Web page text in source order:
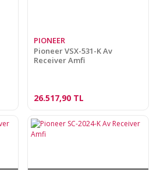
PIONEER
Pioneer VSX-531-K Av
Receiver Amfi
26.517,90 TL